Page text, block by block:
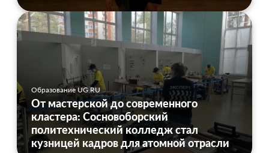
Образование UG.RU
От мастерской до современного
кластера: Сосновоборский
политехнический колледж стал
кузницей кадров для атомной отрасли